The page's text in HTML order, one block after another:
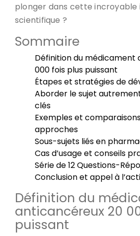
plonger dans cette incroyable
scientifique ?
Sommaire
Définition du médicament
000 fois plus puissant
Étapes et stratégies de
Aborder le sujet
clés
Exemples et
approches
Sous-sujets liés en
Cas d’usage et conseils
Série de 12 Questions-
Conclusion et appel à
Définition du
anticancéreux 20
puissant